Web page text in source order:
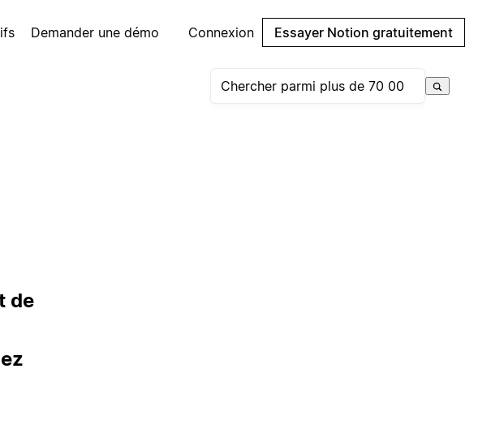
Demander une démo Connexion Essayer Notion gratuitement
de